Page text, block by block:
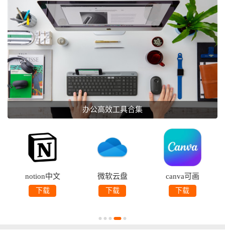
办公高效工具合集
notion中文
版
下载
微软云盘
onedrive
下载
canva可画
软件
下载